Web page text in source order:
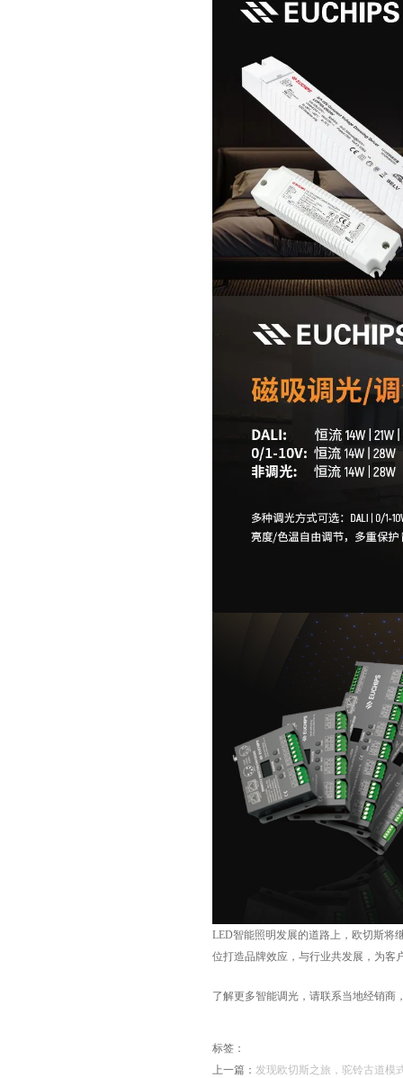
LED智能照明发展的道路上，欧切斯将
位打造品牌效应，与行业共发展，为客
了解更多智能调光，请联系当地经销商
标签：
上一篇： 发现欧切斯之旅，驼铃古道模